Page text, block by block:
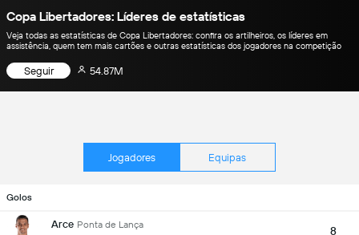
Copa Libertadores: Líderes de estatísticas
Veja todas as estatísticas de Copa Libertadores: confira os artilheiros, os líderes em
assistência, quem tem mais cartões e outras estatísticas dos jogadores na competição
Seguir 54.87M
Jogadores Equipas
Golos
Arce Ponta de Lança
8